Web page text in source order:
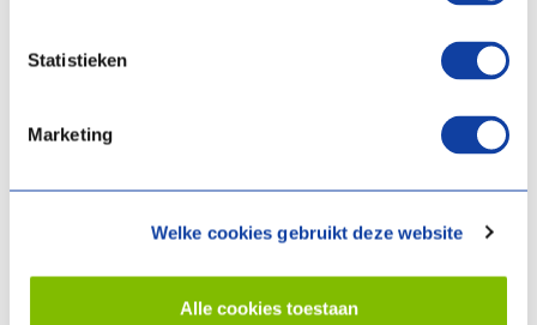
Statistieken
Marketing
Welke cookies gebruikt deze website
Alle cookies toestaan